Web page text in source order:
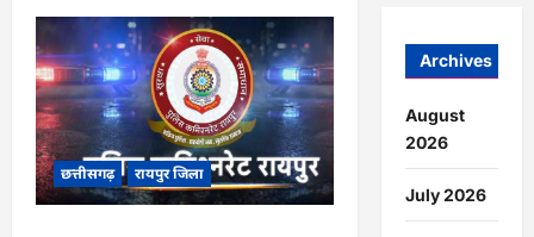
CG
मोती
महल
में
संपत्तिकर
वसूली
अभियान,
सीलिंग
की
कार्रवाई
…
छत्तीसगढ़ रायपुर जिला
Archives
August
2026
July 2026